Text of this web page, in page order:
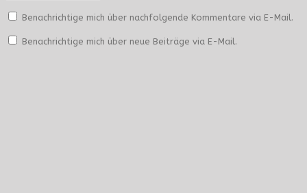
Benachrichtige mich über nachfolgende Kommentare via E-Mail.
Benachrichtige mich über neue Beiträge via E-Mail.